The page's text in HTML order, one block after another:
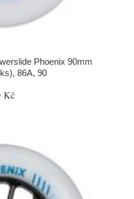
Phoenix 90mm
86A, 90
Kč